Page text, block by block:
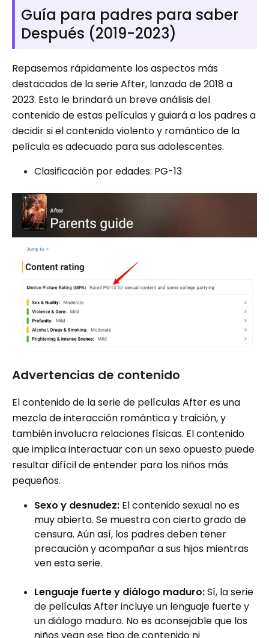
Guía para padres para saber
Después (2019-2023)
Repasemos rápidamente los aspectos más
destacados de la serie After, lanzada de 2018 a
2023. Esto le brindará un breve análisis del
contenido de estas películas y guiará a los padres a
decidir si el contenido violento y romántico de la
película es adecuado para sus adolescentes.
Clasificación por edades: PG-13
Advertencias de contenido
El contenido de la serie de películas After es una
mezcla de interacción romántica y traición, y
también involucra relaciones físicas. El contenido
que implica interactuar con un sexo opuesto puede
resultar difícil de entender para los niños más
pequeños.
Sexo y desnudez: El contenido sexual no es
muy abierto. Se muestra con cierto grado de
censura. Aún así, los padres deben tener
precaución y acompañar a sus hijos mientras
ven esta serie.
Lenguaje fuerte y diálogo maduro:Sí, la serie
de películas After incluye un lenguaje fuerte y
un diálogo maduro. No es aconsejable que los